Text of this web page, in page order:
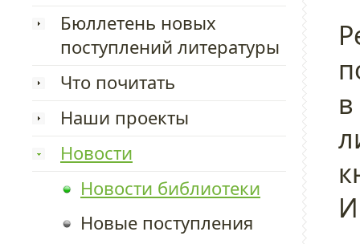
Бюллетень новых
поступлений литературы
Что почитать
Наши проекты
Новости
Новости библиотеки
Новые поступления